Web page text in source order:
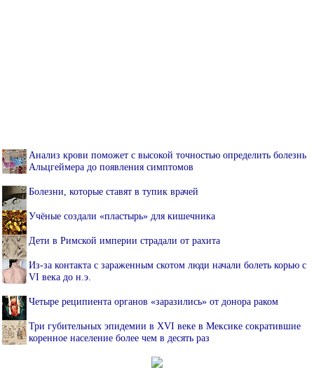
Анализ крови поможет с высокой точностью определить болезнь
Альцгеймера до появления симптомов
Болезни, которые ставят в тупик врачей
Учёные создали «пластырь» для кишечника
Дети в Римской империи страдали от рахита
Из-за контакта с зараженным скотом люди начали болеть корью с
VI века до н.э.
Четыре реципиента органов «заразились» от донора раком
Три губительных эпидемии в XVI веке в Мексике сократившие
коренное население более чем в десять раз